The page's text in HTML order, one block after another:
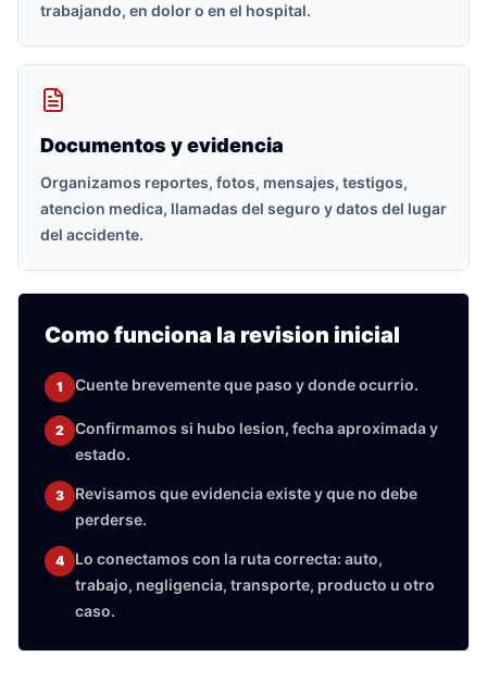
trabajando, en dolor o en el hospital.
Documentos y evidencia
Organizamos reportes, fotos, mensajes, testigos,
atencion medica, llamadas del seguro y datos del lugar
del accidente.
Como funciona la revision inicial
1 Cuente brevemente que paso y donde ocurrio.
2
Confirmamos si hubo lesion, fecha aproximada y
estado.
3
Revisamos que evidencia existe y que no debe
perderse.
4
Lo conectamos con la ruta correcta: auto,
trabajo, negligencia, transporte, producto u otro
caso.